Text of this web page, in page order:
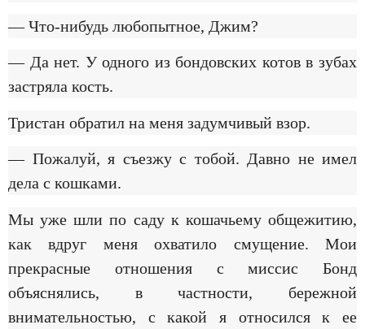
— Что-нибудь любопытное, Джим?
— Да нет. У одного из бондовских котов в зубах
застряла кость.
Тристан обратил на меня задумчивый взор.
— Пожалуй, я съезжу с тобой. Давно не имел
дела с кошками.
Мы уже шли по саду к кошачьему общежитию,
как вдруг меня охватило смущение. Мои
прекрасные отношения с миссис Бонд
объяснялись, в частности, бережной
внимательностью, с какой я относился к ее